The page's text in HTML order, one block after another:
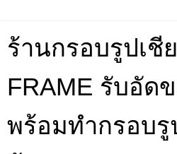
ร้านกรอบรูปเชี
FRAME รับอัด
พร้อมทำกรอบรู